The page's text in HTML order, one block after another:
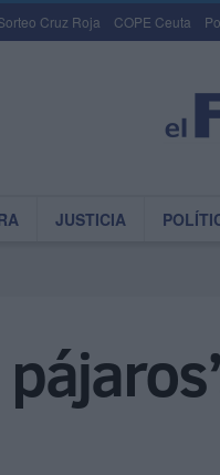
Cruz Roja COPE Ceuta
JUSTICIA